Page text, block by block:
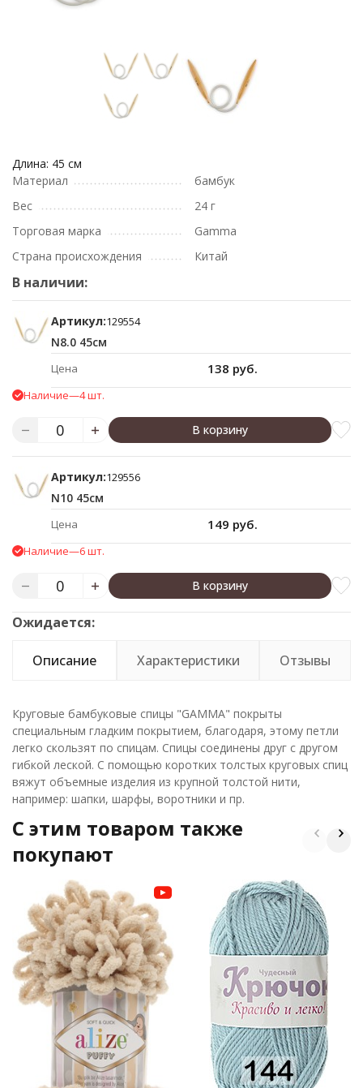
Длина: 45 см
Материал
бамбук
Вес
24 г
Торговая марка
Gamma
Страна происхождения
Китай
В наличии:
Артикул:129554
N8.0 45см
Цена 138 руб.
Наличие—4 шт.
В корзину
Артикул:129556
N10 45см
Цена 149 руб.
Наличие—6 шт.
В корзину
Ожидается:
Описание Характеристики Отзывы
Круговые бамбуковые спицы "GAMMA" покрыты
специальным гладким покрытием, благодаря, этому петли
легко скользят по спицам. Спицы соединены друг с другом
гибкой леской. С помощью коротких толстых круговых спиц
вяжут объемные изделия из крупной толстой нити,
например: шапки, шарфы, воротники и пр.
C этим товаром также
покупают